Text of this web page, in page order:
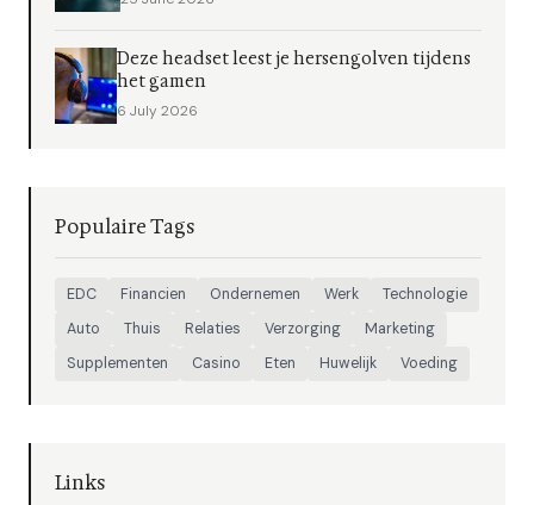
Deze headset leest je hersengolven tijdens
het gamen
6 July 2026
Populaire Tags
EDC Financien Ondernemen Werk
Technologie
Auto
Thuis Relaties Verzorging
Marketing
Supplementen
Casino Eten Huwelijk Voeding
Links